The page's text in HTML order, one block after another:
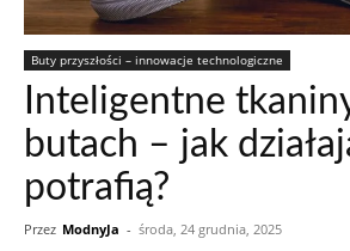
Buty przyszłości – innowacje technologiczne
Inteligentne
butach – jak
potrafią?
Przez ModnyJa - środa, 24 grudnia, 2025